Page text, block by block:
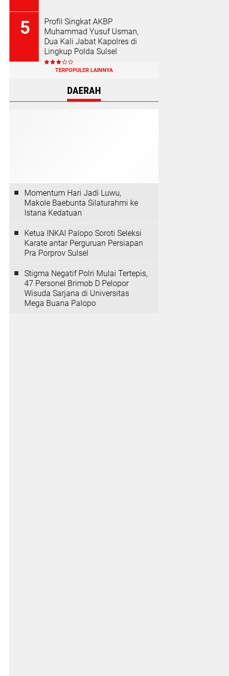
Profil Singkat AKBP
Muhammad Yusuf Usman,
Dua Kali Jabat Kapolres di
Lingkup Polda Sulsel
TERPOPULER LAINNYA
DAERAH
Momentum Hari Jadi Luwu,
Makole Baebunta Silaturahmi ke
Istana Kedatuan
Ketua INKAI Palopo Soroti Seleksi
Karate antar Perguruan Persiapan
Pra Porprov Sulsel
Stigma Negatif Polri Mulai Tertepis,
47 Personel Brimob D Pelopor
Wisuda Sarjana di Universitas
Mega Buana Palopo